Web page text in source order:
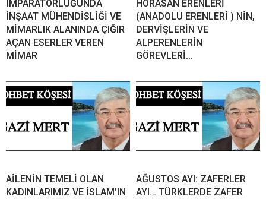
İMPARATORLUĞUNDA
İNŞAAT MÜHENDİSLİĞİ VE
MİMARLIK ALANINDA ÇIĞIR
AÇAN ESERLER VEREN
MİMAR
HORASAN ERENLERİ
(ANADOLU ERENLERİ ) NİN,
DERVİŞLERİN VE
ALPERENLERİN
GÖREVLERİ…
AİLENİN TEMELİ OLAN
KADINLARIMIZ VE İSLAM’IN
AĞUSTOS AYI: ZAFERLER
AYI… TÜRKLERDE ZAFER